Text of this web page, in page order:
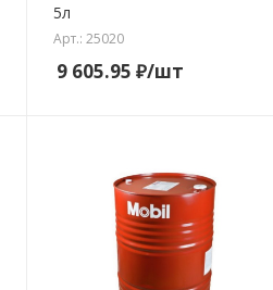
5л
Арт.: 25020
9 605.95 ₽/шт